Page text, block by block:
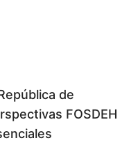
de
FOSDEH